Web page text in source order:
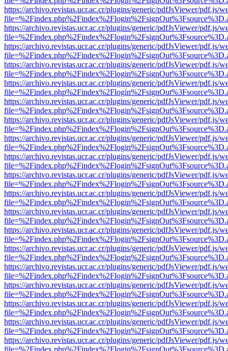
https://archivo.revistas.ucr.ac.cr/plugins/generic/pdfJsViewer/pdf.js/
https://archivo.revistas.ucr.ac.cr/plugins/generic/pdfJsViewer/pdf.js/
https://archivo.revistas.ucr.ac.cr/plugins/generic/pdfJsViewer/pdf.js/
https://archivo.revistas.ucr.ac.cr/plugins/generic/pdfJsViewer/pdf.js/
https://archivo.revistas.ucr.ac.cr/plugins/generic/pdfJsViewer/pdf.js/
https://archivo.revistas.ucr.ac.cr/plugins/generic/pdfJsViewer/pdf.js/
https://archivo.revistas.ucr.ac.cr/plugins/generic/pdfJsViewer/pdf.js/
https://archivo.revistas.ucr.ac.cr/plugins/generic/pdfJsViewer/pdf.js/
https://archivo.revistas.ucr.ac.cr/plugins/generic/pdfJsViewer/pdf.js/
https://archivo.revistas.ucr.ac.cr/plugins/generic/pdfJsViewer/pdf.js/
https://archivo.revistas.ucr.ac.cr/plugins/generic/pdfJsViewer/pdf.js/
https://archivo.revistas.ucr.ac.cr/plugins/generic/pdfJsViewer/pdf.js/
https://archivo.revistas.ucr.ac.cr/plugins/generic/pdfJsViewer/pdf.js/
https://archivo.revistas.ucr.ac.cr/plugins/generic/pdfJsViewer/pdf.js/
https://archivo.revistas.ucr.ac.cr/plugins/generic/pdfJsViewer/pdf.js/
https://archivo.revistas.ucr.ac.cr/plugins/generic/pdfJsViewer/pdf.js/
https://archivo.revistas.ucr.ac.cr/plugins/generic/pdfJsViewer/pdf.js/
https://archivo.revistas.ucr.ac.cr/plugins/generic/pdfJsViewer/pdf.js/
https://archivo.revistas.ucr.ac.cr/plugins/generic/pdfJsViewer/pdf.js/